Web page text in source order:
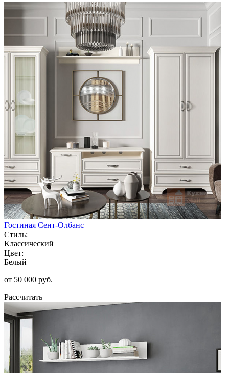
Гостиная Сент-Олбанс
Стиль:
Классический
Цвет:
Белый
от 50 000 руб.
Рассчитать